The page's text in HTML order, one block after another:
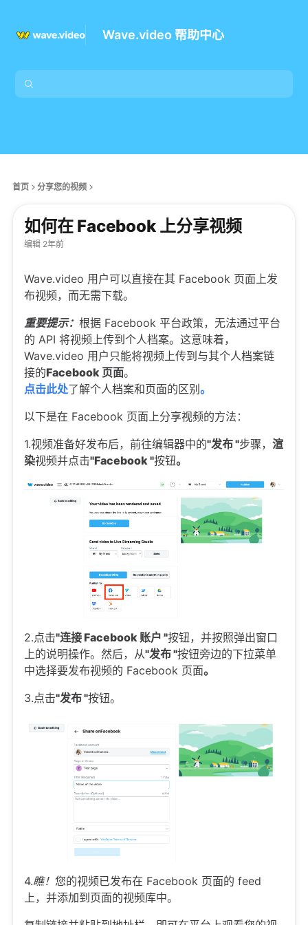
Wave.video 帮助中心
首页 分享您的视频
如何在 Facebook 上分享视频
编辑 2年前
Wave.video 用户可以直接在其 Facebook 页面上发
布视频，而无需下载。
重要提示： 根据 Facebook 平台政策，无法通过平台
的 API 将视频上传到个人档案。这意味着，
Wave.video 用户只能将视频上传到与其个人档案链
接的Facebook 页面。
点击此处了解个人档案和页面的区别 。
以下是在 Facebook 页面上分享视频的方法：
1.视频准备好发布后，前往编辑器中的"发布 "步骤， 渲
染视频并点击"Facebook "按钮。
2.点击"连接 Facebook 账户 "按钮，并按照弹出窗口
上的说明操作。然后，从"发布 "按钮旁边的下拉菜单
中选择要发布视频的 Facebook 页面。
3.点击"发布 "按钮。
4.瞧！ 您的视频已发布在 Facebook 页面的 feed
上，并添加到页面的视频库中。